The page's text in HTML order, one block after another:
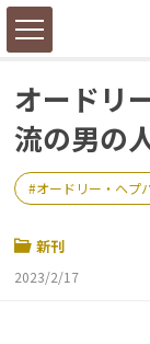
オードリ
流の男の
オードリー・ヘプ
新刊
2023/2/17